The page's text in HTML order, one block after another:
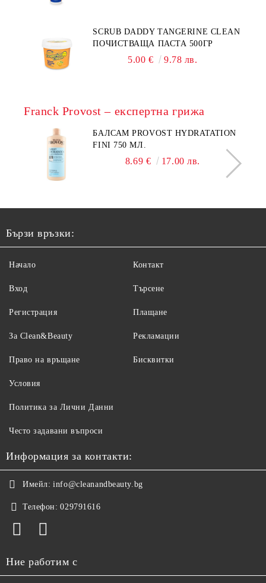
SCRUB DADDY TANGERINE CLEAN
ПОЧИСТВАЩА ПАСТА 500ГР
5.00 € 9.78 лв.
Franck Provost – експертна грижа
БАЛСАМ PROVOST HYDRATATION
FINI 750 МЛ.
8.69 € 17.00 лв.
Бързи връзки:
Начало
Вход
Регистрация
За Clean&Beauty
Контакт
Търсене
Плащане
Рекламации
Право на връщане
Условия
Политика за Лични Данни
Често задавани въпроси
Бисквитки
Информация за контакти:
Имейл: info@cleanandbeauty.bg
Телефон: 029791616
Ние работим с